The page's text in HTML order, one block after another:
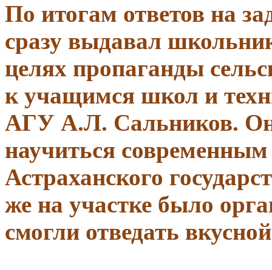
По итогам ответов на
сразу выдавал
целях пропаганды
к учащимся школ и
АГУ А.Л. Сальников.
научиться
Астраханского
же на участке было
смогли отведать